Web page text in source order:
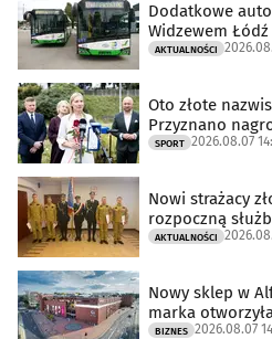
Dodatkowe
Widzewem Łódź
AKTUALNOŚCI
Oto złote
Przyznano
SPORT 2026.08.07
Nowi strażacy
rozpoczną
AKTUALNOŚCI
Nowy sklep w
marka
BIZNES 2026.08.07